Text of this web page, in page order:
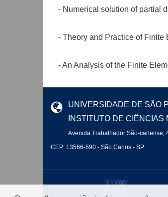
- Numerical solution of partial
- Theory and Practice of Finite
- An Analysis of the Finite
UNIVERSIDADE DE SÃO
INSTITUTO DE
Avenida Trabalhador São-carlense,
CEP: 13566-590 - São Carlos - SP